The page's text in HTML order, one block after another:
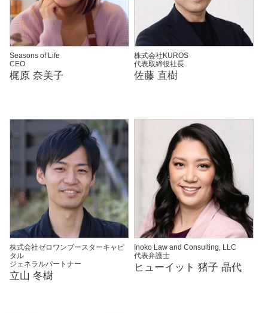
Seasons of Life
CEO
梶原 奈美子
株式会社KUROS
代表取締役社長
佐藤 直樹
株式会社ゼロワンブースターキャピ
タル
ジェネラルパートナー
立山 冬樹
Inoko Law and Consulting, LLC
代表弁護士
ヒューイット 猪子 晶代